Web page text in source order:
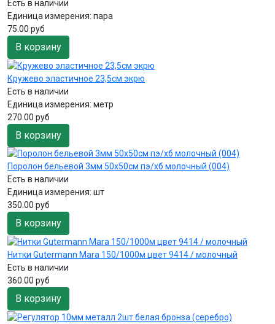
Есть в наличии
Единица измерения: пара
75.00 руб
В корзину
Кружево эластичное 23,5см экрю
Есть в наличии
Единица измерения: метр
270.00 руб
В корзину
Поролон бельевой 3мм 50х50см пэ/хб молочный (004)
Есть в наличии
Единица измерения: шт
350.00 руб
В корзину
Нитки Gutermann Mara 150/1000м цвет 9414 / молочный
Есть в наличии
360.00 руб
В корзину